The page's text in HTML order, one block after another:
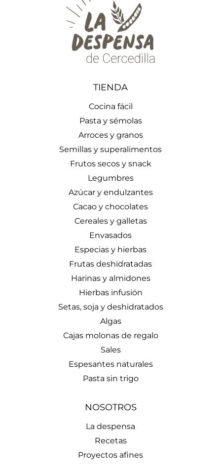
TIENDA
Cocina fácil
Pasta y sémolas
Arroces y granos
Semillas y superalimentos
Frutos secos y snack
Legumbres
Azúcar y endulzantes
Cacao y chocolates
Cereales y galletas
Envasados
Especias y hierbas
Frutas deshidratadas
Harinas y almidones
Hierbas infusión
Setas, soja y deshidratados
Algas
Cajas molonas de regalo
Sales
Espesantes naturales
Pasta sin trigo
NOSOTROS
La despensa
Recetas
Proyectos afines